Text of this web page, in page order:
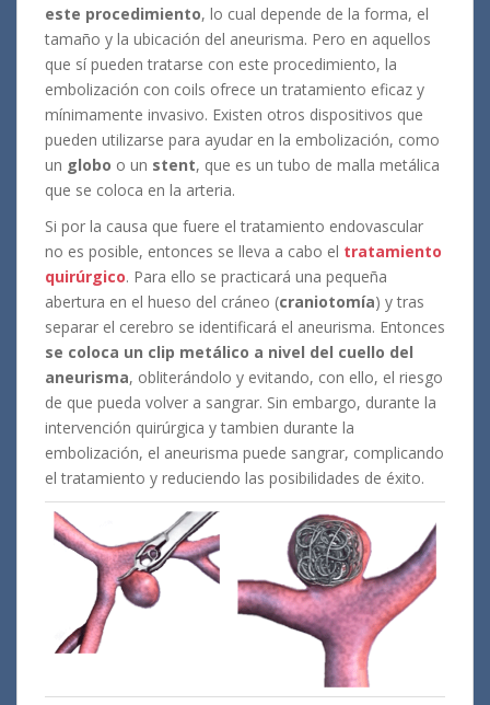
este procedimiento, lo cual depende de la forma, el
tamaño y la ubicación del aneurisma. Pero en aquellos
que sí pueden tratarse con este procedimiento, la
embolización con coils ofrece un tratamiento eficaz y
mínimamente invasivo. Existen otros dispositivos que
pueden utilizarse para ayudar en la embolización, como
un globo o un stent, que es un tubo de malla metálica
que se coloca en la arteria.
Si por la causa que fuere el tratamiento endovascular
no es posible, entonces se lleva a cabo el tratamiento
quirúrgico. Para ello se practicará una pequeña
abertura en el hueso del cráneo (craniotomía) y tras
separar el cerebro se identificará el aneurisma. Entonces
se coloca un clip metálico a nivel del cuello del
aneurisma, obliterándolo y evitando, con ello, el riesgo
de que pueda volver a sangrar. Sin embargo, durante la
intervención quirúrgica y tambien durante la
embolización, el aneurisma puede sangrar, complicando
el tratamiento y reduciendo las posibilidades de éxito.